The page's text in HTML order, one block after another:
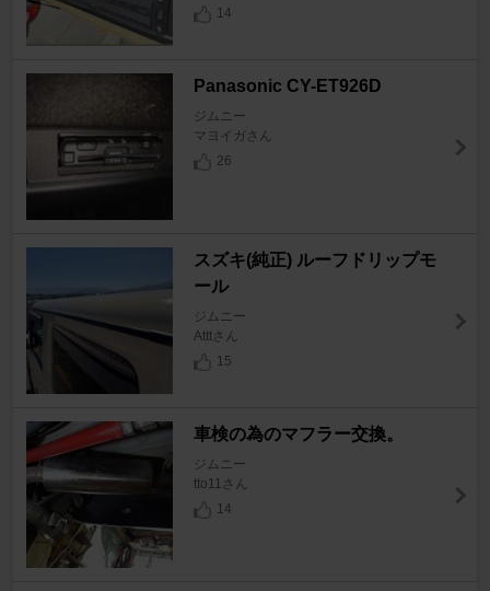
14
Panasonic CY-ET926D
ジムニー
マヨイガさん
26
スズキ(純正) ルーフドリップモ
ール
ジムニー
Atttさん
15
車検の為のマフラー交換。
ジムニー
tto11さん
14